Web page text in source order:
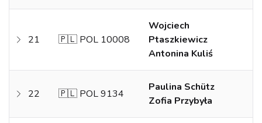
21 🇵🇱 POL 10008
Wojciech
Ptaszkiewicz
Antonina Kuliś
22 🇵🇱 POL 9134
Paulina Schütz
Zofia Przybyła